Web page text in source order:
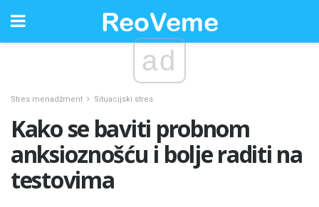
ad
Stres menadžment Situacijski stres
Kako se baviti probnom
anksioznošću i bolje raditi na
testovima